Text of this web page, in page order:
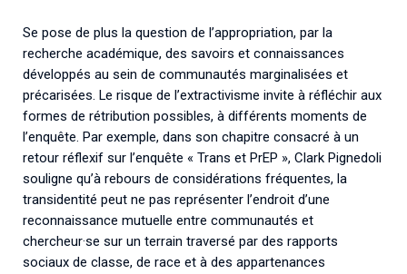
Se pose de plus la question de l’appropriation, par la
recherche académique, des savoirs et connaissances
développés au sein de communautés marginalisées et
précarisées. Le risque de l’extractivisme invite à réfléchir aux
formes de rétribution possibles, à différents moments de
l’enquête. Par exemple, dans son chapitre consacré à un
retour réflexif sur l’enquête « Trans et PrEP », Clark Pignedoli
souligne qu’à rebours de considérations fréquentes, la
transidentité peut ne pas représenter l’endroit d’une
reconnaissance mutuelle entre communautés et
chercheur·se sur un terrain traversé par des rapports
sociaux de classe, de race et à des appartenances